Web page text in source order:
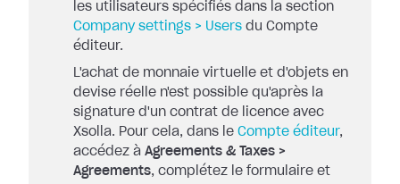
les utilisateurs spécifiés dans la section
Company settings > Users du Compte
éditeur.
L'achat de monnaie virtuelle et d'objets en
devise réelle n'est possible qu'après la
signature d'un contrat de licence avec
Xsolla. Pour cela, dans le Compte éditeur,
accédez à Agreements & Taxes >
Agreements, complétez le formulaire et